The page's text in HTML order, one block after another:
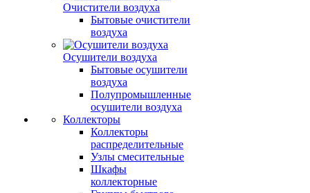
Очистители воздуха
Бытовые очистители
воздуха
Осушители воздуха
Бытовые осушители
воздуха
Полупромышленные
осушители воздуха
Коллекторы
Коллекторы
распределительные
Узлы смесительные
Шкафы
коллекторные